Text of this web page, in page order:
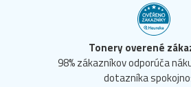
Tonery overené
98% zákazníkov odporúča
dotazníka